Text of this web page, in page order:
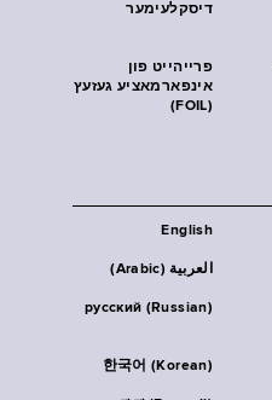
דיסקלעימער
פרייהייט פון
אינפארמאציע געזעץ
(FOIL)
English
العربية (Arabic)
русский (Russian)
한국어 (Korean)